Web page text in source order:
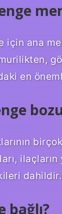
için ana
en
dahildir.
bağlı?